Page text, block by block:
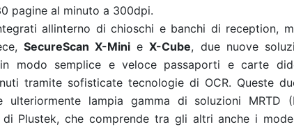
pagine al minuto a 300dpi.
allinterno di chioschi e banchi di reception,
SecureScan X-Mini eX-Cube, due nuove
modo semplice e veloce passaporti e carte
tramite sofisticate tecnologie di OCR. Queste
lampia gamma di soluzioni MRTD
di Plustek, che comprende tra gli altri anche i